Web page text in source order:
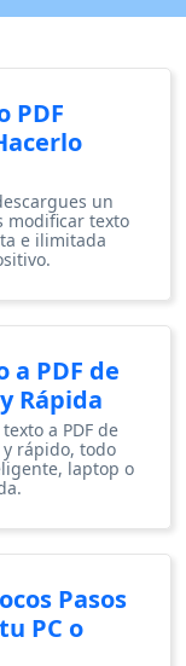
PDF
un
modificar texto
e ilimitada
a PDF de
Rápida
a PDF de
rápido, todo
laptop o
Pasos
PC o